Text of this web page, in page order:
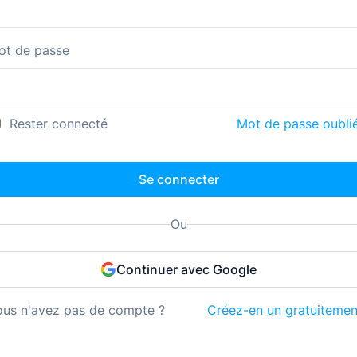
de passe
Rester connecté Mot de passe
Se connecter
Ou
Continuer avec Google
n'avez pas de compte ? Créez-en un